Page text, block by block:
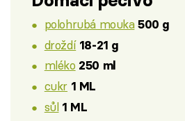
polohrubá mouka 500 g
droždí 18-21 g
mléko 250 ml
cukr 1 ML
sůl 1 ML